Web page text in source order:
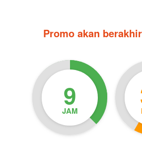
Promo akan
9
JAM